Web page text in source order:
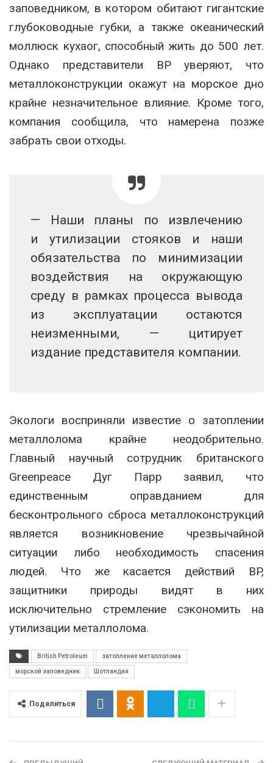
заповедником, в котором обитают гигантские
глубоководные губки, а также океанический
моллюск кухаог, способный жить до 500 лет.
Однако представители BP уверяют, что
металлоконструкции окажут на морское дно
крайне незначительное влияние. Кроме того,
компания сообщила, что намерена позже
забрать свои отходы.
— Наши планы по извлечению
и утилизации стояков и наши
обязательства по минимизации
воздействия на окружающую
среду в рамках процесса вывода
из эксплуатации остаются
неизменными, — цитирует
издание представителя компании.
Экологи восприняли известие о затоплении
металлолома крайне неодобрительно.
Главный научный сотрудник британского
Greenpeace Дуг Парр заявил, что
единственным оправданием для
бесконтрольного сброса металлоконструкций
является возникновение чрезвычайной
ситуации либо необходимость спасения
людей. Что же касается действий BP,
защитники природы видят в них
исключительно стремление сэкономить на
утилизации металлолома.
British Petroleum затопление металлолома
морской заповедник Шотландия
Поделиться